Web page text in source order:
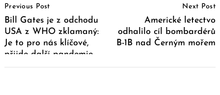
Navigation
Previous Post
Bill Gates je z odchodu
USA z WHO zklamaný:
Je to pro nás klíčové,
přijde další pandemie
Next Post
Americké letectvo
odhalilo cíl bombardérů
B-1B nad Černým mořem